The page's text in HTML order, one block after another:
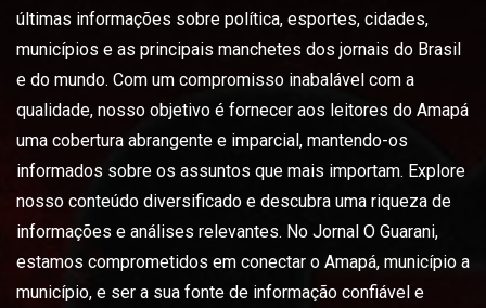
últimas informações sobre política, esportes, cidades,
municípios e as principais manchetes dos jornais do Brasil
e do mundo. Com um compromisso inabalável com a
qualidade, nosso objetivo é fornecer aos leitores do Amapá
uma cobertura abrangente e imparcial, mantendo-os
informados sobre os assuntos que mais importam. Explore
nosso conteúdo diversificado e descubra uma riqueza de
informações e análises relevantes. No Jornal O Guarani,
estamos comprometidos em conectar o Amapá, município a
município, e ser a sua fonte de informação confiável e